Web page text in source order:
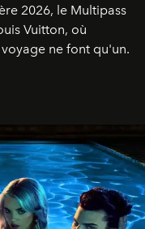
2026, le Multipass
Vuitton, où
ne font qu'un.